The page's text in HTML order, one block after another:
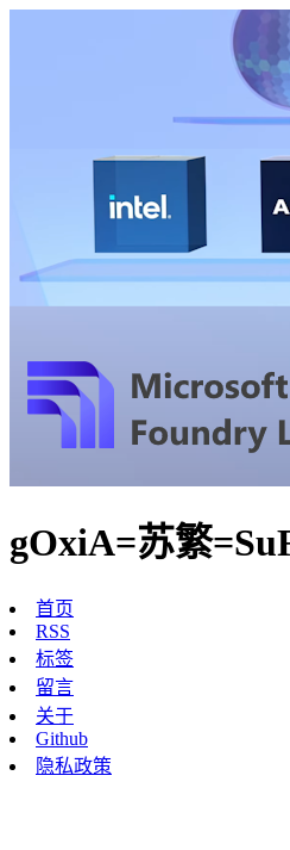
gOxiA=苏繁
首页
RSS
标签
留言
关于
Github
隐私政策